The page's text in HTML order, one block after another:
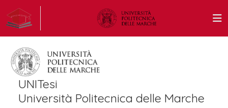
UNITesi
Università Politecnica delle Marche